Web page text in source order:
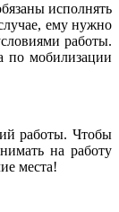
исполнять
ему нужно
работы.
по мобилизации
работы. Чтобы
на работу
места!